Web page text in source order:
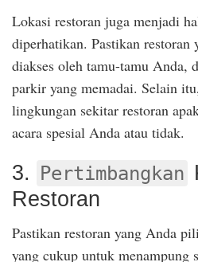
Lokasi restoran juga menjadi
diperhatikan. Pastikan
diakses oleh tamu-tamu Anda,
parkir yang memadai. Selain
lingkungan sekitar restoran
acara spesial Anda atau tidak.
3. Pertimbangkan
Restoran
Pastikan restoran yang Anda
yang cukup untuk menampung